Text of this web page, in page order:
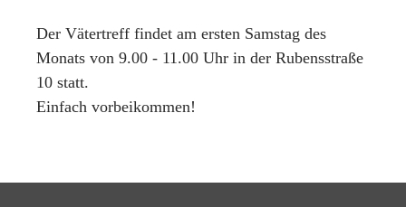
Der Vätertreff findet am ersten Samstag des
Monats von 9.00 - 11.00 Uhr in der Rubensstraße
10 statt.
Einfach vorbeikommen!